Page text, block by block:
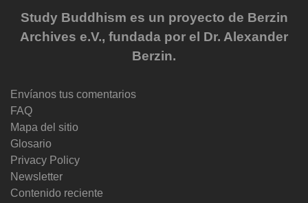
Study Buddhism es un proyecto de Berzin
Archives e.V., fundada por el Dr. Alexander
Berzin.
Envíanos tus comentarios
FAQ
Mapa del sitio
Glosario
Privacy Policy
Newsletter
Contenido reciente